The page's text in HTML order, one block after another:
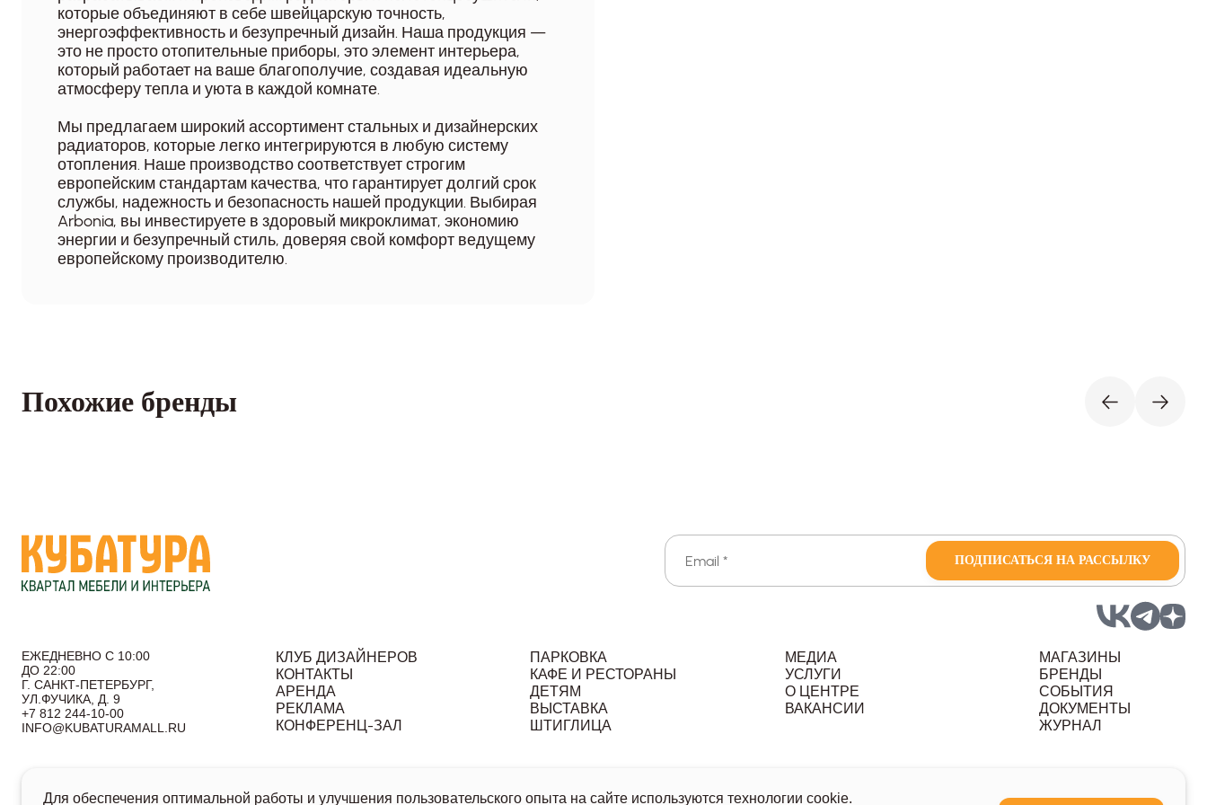
которые объединяют в себе швейцарскую точность,
энергоэффективность и безупречный дизайн. Наша продукция —
это не просто отопительные приборы, это элемент интерьера,
который работает на ваше благополучие, создавая идеальную
атмосферу тепла и уюта в каждой комнате.
Мы предлагаем широкий ассортимент стальных и дизайнерских
радиаторов, которые легко интегрируются в любую систему
отопления. Наше производство соответствует строгим
европейским стандартам качества, что гарантирует долгий срок
службы, надежность и безопасность нашей продукции. Выбирая
Arbonia, вы инвестируете в здоровый микроклимат, экономию
энергии и безупречный стиль, доверяя свой комфорт ведущему
европейскому производителю.
Похожие бренды
ПОДПИСАТЬСЯ НА РАССЫЛКУ
ЕЖЕДНЕВНО С 10:00
ДО 22:00
Г. САНКТ-ПЕТЕРБУРГ,
УЛ.ФУЧИКА, Д. 9
+7 812 244-10-00
INFO@KUBATURAMALL.RU
КЛУБ ДИЗАЙНЕРОВ
КОНТАКТЫ
АРЕНДА
РЕКЛАМА
КОНФЕРЕНЦ-ЗАЛ
ПАРКОВКА
КАФЕ И РЕСТОРАНЫ
ДЕТЯМ
ВЫСТАВКА
ШТИГЛИЦА
МЕДИА
УСЛУГИ
О ЦЕНТРЕ
ВАКАНСИИ
МАГАЗИНЫ
БРЕНДЫ
СОБЫТИЯ
ДОКУМЕНТЫ
ЖУРНАЛ
© 2026 Кубатура. Квартал мебели и интерьера
Для обеспечения оптимальной работы и улучшения пользовательского опыта на сайте используются технологии cookie.